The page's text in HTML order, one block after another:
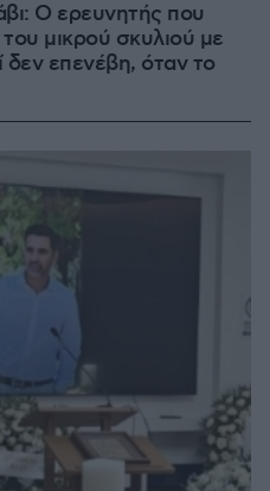
Ο ερευνητής που
μικρού σκυλιού με
δεν επενέβη, όταν το